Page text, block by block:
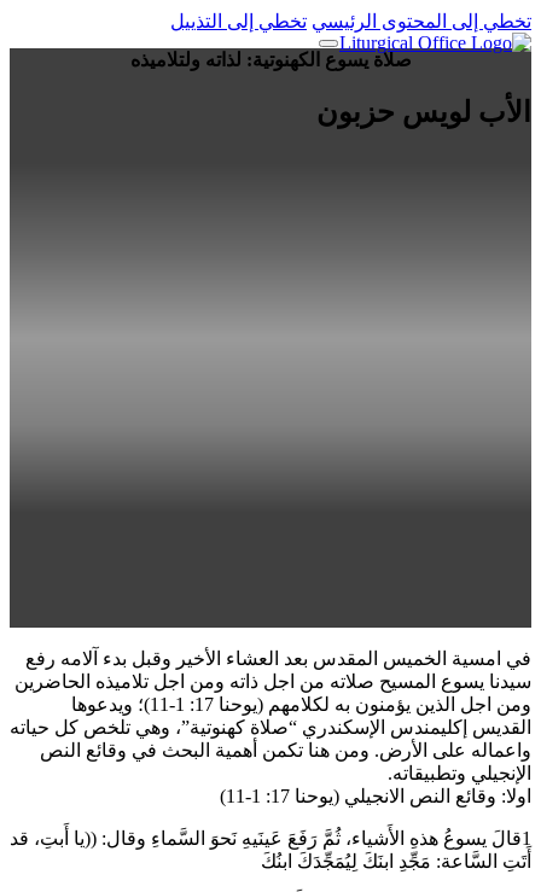
تخطي إلى المحتوى الرئيسي تخطي إلى التذييل
صلاة يسوع الكهنوتية: لذاته ولتلاميذه
الأب لويس حزبون
في امسية الخميس المقدس بعد العشاء الأخير وقبل بدء آلامه رفع
سيدنا يسوع المسيح صلاته من اجل ذاته ومن اجل تلاميذه الحاضرين
ومن اجل الذين يؤمنون به لكلامهم (يوحنا 17: 1-11)؛ ويدعوها
القديس إكليمندس الإسكندري “صلاة كهنوتية”، وهي تلخص كل حياته
واعماله على الأرض. ومن هنا تكمن أهمية البحث في وقائع النص
الإنجيلي وتطبيقاته.
اولا: وقائع النص الانجيلي (يوحنا 17: 1-11)
1قالَ يسوعُ هذهِ الأَشياء، ثُمَّ رَفَعَ عَينَيهِ نَحوَ السَّماءِ وقال: ((يا أَبتِ، قد
أَتَتِ السَّاعة: مَجِّدِ ابنَكَ لِيُمَجِّدَكَ ابنُكَ